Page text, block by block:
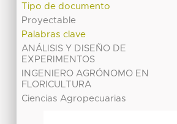
Tipo de documento
Proyectable
Palabras clave
ANÁLISIS Y DISEÑO DE
EXPERIMENTOS
INGENIERO AGRÓNOMO EN
FLORICULTURA
Ciencias Agropecuarias